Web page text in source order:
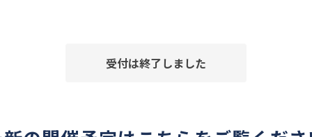
受付は終了しました